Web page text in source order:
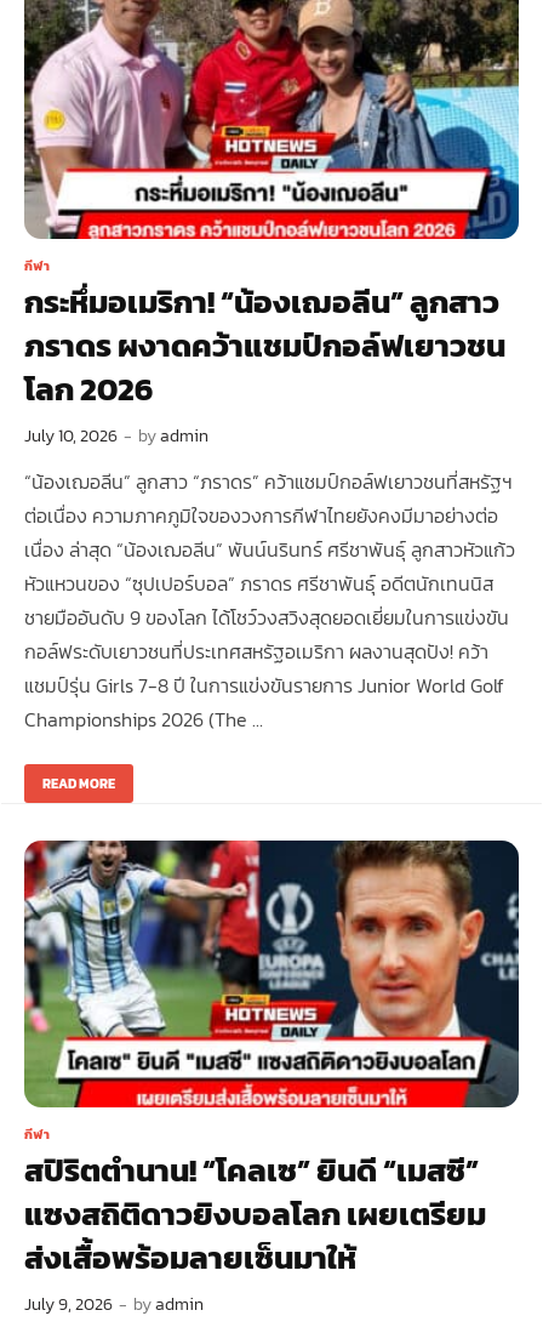
กีฬา
กระหึ่มอเมริกา! “น้องเฌอลีน” ลูกสาว
ภราดร ผงาดคว้าแชมป์กอล์ฟเยาวชน
โลก 2026
July 10, 2026 - byadmin
“น้องเฌอลีน” ลูกสาว “ภราดร” คว้าแชมป์กอล์ฟเยาวชนที่สหรัฐฯ
ต่อเนื่อง ความภาคภูมิใจของวงการกีฬาไทยยังคงมีมาอย่างต่อ
เนื่อง ล่าสุด “น้องเฌอลีน” พันน์นรินทร์ ศรีชาพันธุ์ ลูกสาวหัวแก้ว
หัวแหวนของ “ซุปเปอร์บอล” ภราดร ศรีชาพันธุ์ อดีตนักเทนนิส
ชายมืออันดับ 9 ของโลก ได้โชว์วงสวิงสุดยอดเยี่ยมในการแข่งขัน
กอล์ฟระดับเยาวชนที่ประเทศสหรัฐอเมริกา ผลงานสุดปัง! คว้า
แชมป์รุ่น Girls 7-8 ปี ในการแข่งขันรายการ Junior World Golf
Championships 2026 (The …
READ MORE
กีฬา
สปิริตตำนาน! “โคลเซ” ยินดี “เมสซี”
แซงสถิติดาวยิงบอลโลก เผยเตรียม
ส่งเสื้อพร้อมลายเซ็นมาให้
July 9, 2026 - byadmin